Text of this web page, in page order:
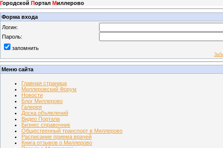
Городской Портал Миллерово
Форма входа
Логин:
Пароль:
запомнить
Меню сайта
Главная страница
Миллеровский Форум
Новости
Блог Миллерово
Галерея
Доска объявлений
Видео Портала
Бизнес справочник
Общественный транспорт в Миллерово
Расписание приема врачей
Книга отзывов о Миллерово